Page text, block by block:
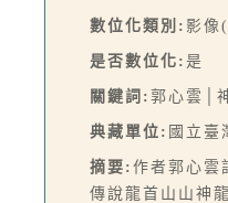
數位化類別: 影像
是否數位化: 是
關鍵詞: 郭心雲│
典藏單位: 國立臺
摘要: 作者郭心雲
傳說龍首山山神